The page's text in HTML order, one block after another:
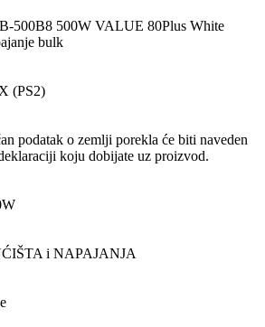
500B8 500W VALUE 80Plus White
bulk
(PS2)
podatak o zemlji porekla će biti naveden
koju dobijate uz proizvod.
i NAPAJANJA